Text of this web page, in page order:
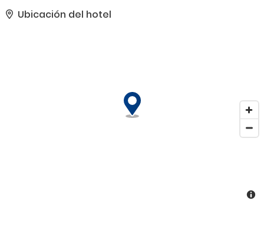
Ubicación del hotel